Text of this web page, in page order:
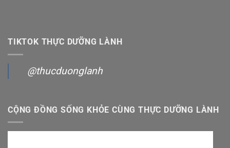
TIKTOK THỰC DƯỠNG LÀNH
@thucduonglanh
CỘNG ĐỒNG SỐNG KHỎE CÙNG THỰC DƯỠNG LÀNH